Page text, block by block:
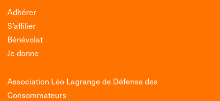
Adhérer
S’affilier
Bénévolat
Je donne
Association Léo Lagrange de Défense des
Consommateurs